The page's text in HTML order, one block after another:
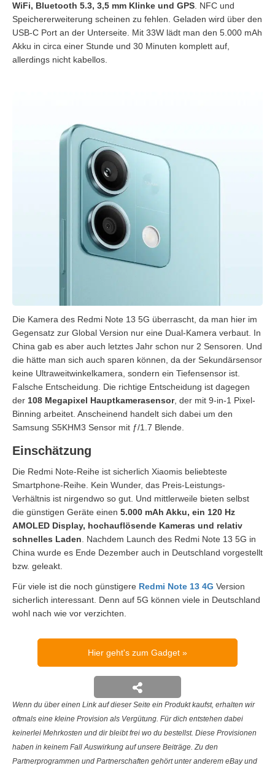
WiFi, Bluetooth 5.3, 3,5 mm Klinke und GPS . NFC und
Speichererweiterung scheinen zu fehlen. Geladen wird über den
USB-C Port an der Unterseite. Mit 33W lädt man den 5.000 mAh
Akku in circa einer Stunde und 30 Minuten komplett auf,
allerdings nicht kabellos.
Die Kamera des Redmi Note 13 5G überrascht, da man hier im
Gegensatz zur Global Version nur eine Dual-Kamera verbaut. In
China gab es aber auch letztes Jahr schon nur 2 Sensoren. Und
die hätte man sich auch sparen können, da der Sekundärsensor
keine Ultraweitwinkelkamera, sondern ein Tiefensensor ist.
Falsche Entscheidung. Die richtige Entscheidung ist dagegen
der 108 Megapixel Hauptkamerasensor, der mit 9-in-1 Pixel-
Binning arbeitet. Anscheinend handelt sich dabei um den
Samsung S5KHM3 Sensor mit ƒ/1.7 Blende.
Einschätzung
Die Redmi Note-Reihe ist sicherlich Xiaomis beliebteste
Smartphone-Reihe. Kein Wunder, das Preis-Leistungs-
Verhältnis ist nirgendwo so gut. Und mittlerweile bieten selbst
die günstigen Geräte einen 5.000 mAh Akku, ein 120 Hz
AMOLED Display, hochauflösende Kameras und relativ
schnelles Laden. Nachdem Launch des Redmi Note 13 5G in
China wurde es Ende Dezember auch in Deutschland vorgestellt
bzw. geleakt.
Für viele ist die noch günstigere Redmi Note 13 4G Version
sicherlich interessant. Denn auf 5G können viele in Deutschland
wohl nach wie vor verzichten.
Hier geht's zum Gadget
Wenn du über einen Link auf dieser Seite ein Produkt kaufst, erhalten wir
oftmals eine kleine Provision als Vergütung. Für dich entstehen dabei
keinerlei Mehrkosten und dir bleibt frei wo du bestellst. Diese Provisionen
haben in keinem Fall Auswirkung auf unsere Beiträge. Zu den
Partnerprogrammen und Partnerschaften gehört unter anderem eBay und